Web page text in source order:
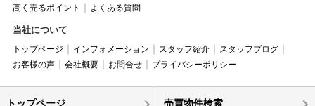
高く売るポイント
よくある質問
当社について
トップページ インフォメーション スタッフ紹介
スタッフブログ
お客様の声
会社概要 お問合せ プライバシーポリシー
トップページ 売買物件検索